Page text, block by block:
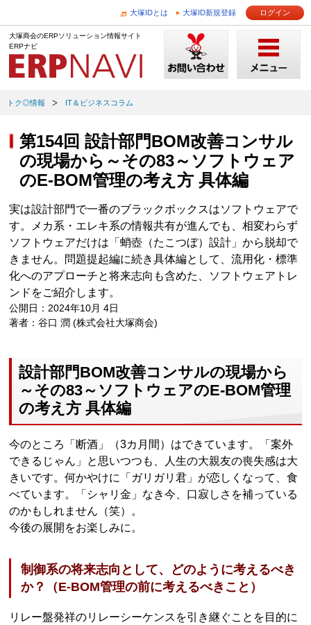
大塚IDとは 大塚ID新規登録 ログイン
大塚商会のERPソリューション情報サイト
ERPナビ
トク◎情報 IT＆ビジネスコラム
第154回 設計部門BOM改善コンサル
の現場から～その83～ソフトウェア
のE-BOM管理の考え方 具体編
実は設計部門で一番のブラックボックスはソフトウェアで
す。メカ系・エレキ系の情報共有が進んでも、相変わらず
ソフトウェアだけは「蛸壺（たこつぼ）設計」から脱却で
きません。問題提起編に続き具体編として、流用化・標準
化へのアプローチと将来志向も含めた、ソフトウェアトレ
ンドをご紹介します。
公開日：2024年10月 4日
著者：谷口 潤 (株式会社大塚商会)
設計部門BOM改善コンサルの現場から
～その83～ソフトウェアのE-BOM管理
の考え方 具体編
今のところ「断酒」（3カ月間）はできています。「案外
できるじゃん」と思いつつも、人生の大親友の喪失感は大
きいです。何かやけに「ガリガリ君」が恋しくなって、食
べています。「シャリ金」なき今、口寂しさを補っている
のかもしれません（笑）。
今後の展開をお楽しみに。
制御系の将来志向として、どのように考えるべき
か？（E-BOM管理の前に考えるべきこと）
リレー盤発祥のリレーシーケンスを引き継ぐことを目的に